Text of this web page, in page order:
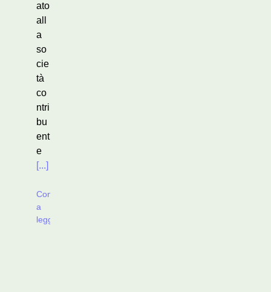
ato
all
a
so
cie
tà
co
ntri
bu
ent
e
[...]
Continua
a
leggere